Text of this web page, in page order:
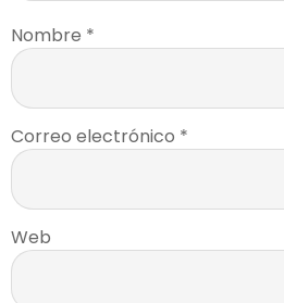
Nombre *
Correo electrónico *
Web